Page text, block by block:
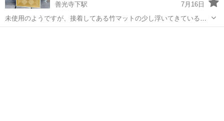
善光寺下駅
7月16日
未使用のようですが、接着してある竹マットの少し浮いてきていると
ころ、縁の樹脂繊維らしきもののほつれや経年劣化などあります。 マ